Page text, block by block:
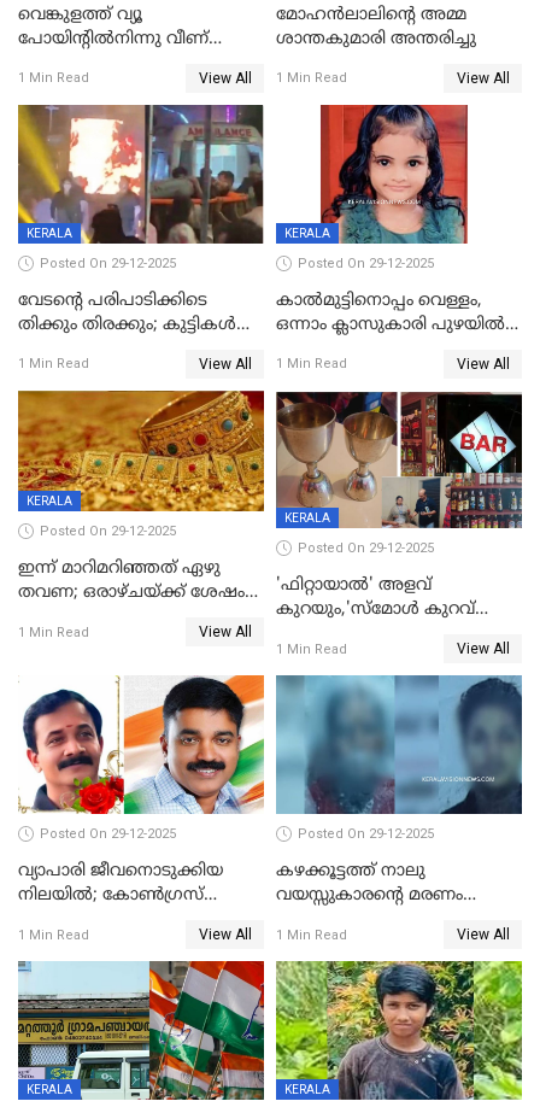
വെങ്കുളത്ത് വ്യൂ
പോയിന്റിൽനിന്നു വീണ്
1 Min Read View All
മോഹന്‍ലാലിന്‍റെ അമ്മ
ശാന്തകുമാരി അന്തരിച്ചു
1 Min Read View All
KERALA
Posted On 29-12-2025
വേടന്റെ പരിപാടിക്കിടെ
തിക്കും തിരക്കും; കുട്ടികള്‍
പരിക്ക്; പാളം മറികടന്ന
യുവാവ് ട്രെയിന്‍ തട്ടി മരിച്ചു
1 Min Read View All
KERALA
Posted On 29-12-2025
കാൽമുട്ടിനൊപ്പം വെള്ളം,
ഒന്നാം ക്ലാസുകാരി പുഴയിൽ
കുട്ടികൾക്കൊപ്പം
കളിക്കുന്നതിനിടെ
1 Min Read View All
KERALA
Posted On 29-12-2025
ഇന്ന് മാറിമറിഞ്ഞത് ഏഴു
തവണ; ഒരാഴ്ചയ്ക്ക് ശേഷം
1 Min Read View All
KERALA
Posted On 29-12-2025
'ഫിറ്റായാൽ' അളവ്
കുറയും,'സ്‌മോൾ കുറവ്
പിഴ
1 Min Read View All
Posted On 29-12-2025
വ്യാപാരി ജീവനൊടുക്കിയ
നിലയില്‍; കോണ്‍ഗ്രസ്
മാനസികപീഡനമെന്ന് കുറിപ്പ്
1 Min Read View All
Posted On 29-12-2025
കഴക്കൂട്ടത്ത് നാലു
വയസ്സുകാരന്റെ മരണം
സുഹൃത്തും പൊലീസ്
കസ്റ്റഡിയിൽ
1 Min Read View All
KERALA KERALA